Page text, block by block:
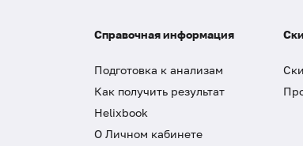
Справочная информация
Подготовка к анализам
Как получить результат
Helixbook
О Личном кабинете